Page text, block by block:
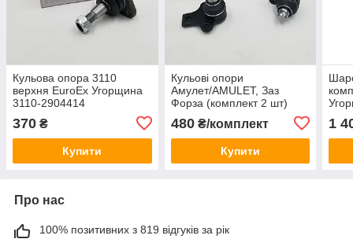
Кульова опора 3110
верхня EuroEx Угорщина
3110-2904414
370 ₴
Купити
Кульові опори
Амулет/AMULET, Заз
Форза (комплект 2 шт)
480₴/комплект
Купити
1
Про нас
100% позитивних з 819 відгуків за рік